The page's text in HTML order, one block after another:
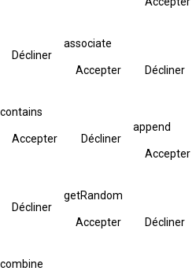
Décliner
associate
Accepter Décliner
contains
Accepter Décliner
append
Accepter
Décliner
getRandom
Accepter Décliner
combine